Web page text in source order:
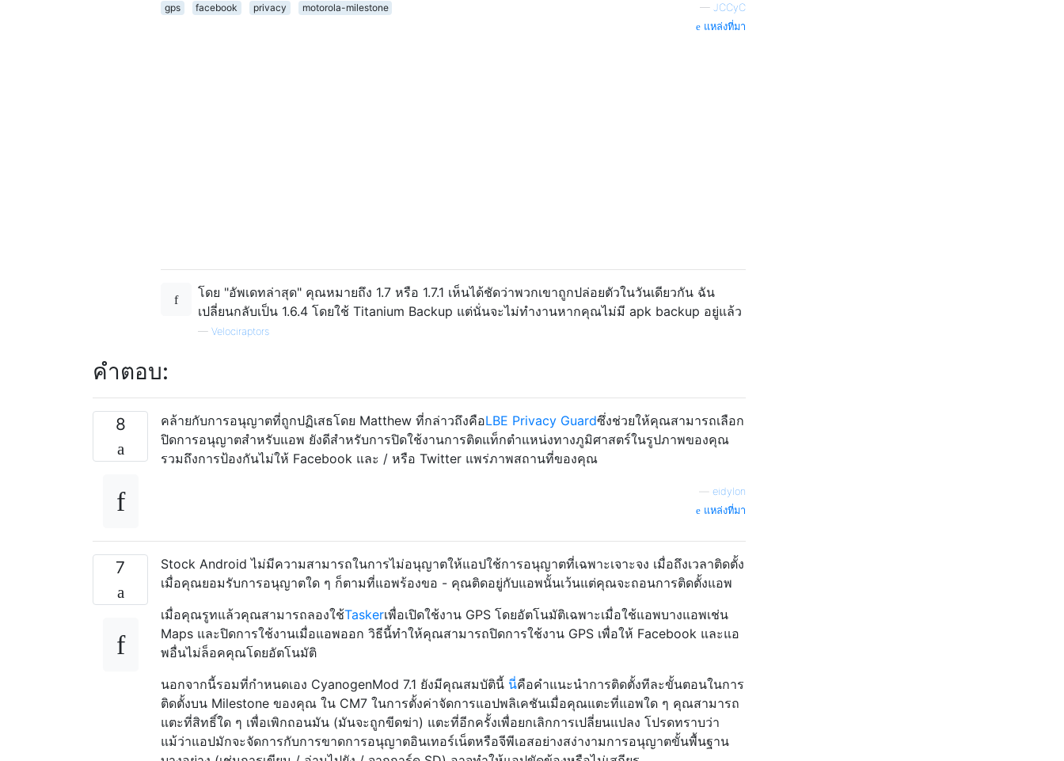
gps facebook privacy motorola-milestone — JCCyC
แหล่งที่มา
โดย "อัพเดทล่าสุด" คุณหมายถึง 1.7 หรือ 1.7.1 เห็นได้ชัดว่าพวกเขาถูกปล่อยตัวในวันเดียวกัน ฉัน
เปลี่ยนกลับเป็น 1.6.4 โดยใช้ Titanium Backup แต่นั่นจะไม่ทำงานหากคุณไม่มี apk backup อยู่แล้ว
— Velociraptors
คำตอบ:
8 คล้ายกับการอนุญาตที่ถูกปฏิเสธโดย Matthew ที่กล่าวถึงคือLBE Privacy Guardซึ่งช่วยให้คุณสามารถเลือก
ปิดการอนุญาตสำหรับแอพ ยังดีสำหรับการปิดใช้งานการติดแท็กตำแหน่งทางภูมิศาสตร์ในรูปภาพของคุณ
รวมถึงการป้องกันไม่ให้ Facebook และ / หรือ Twitter แพร่ภาพสถานที่ของคุณ
eidylon
แหล่งที่มา
7
Stock Android ไม่มีความสามารถในการไม่อนุญาตให้แอปใช้การอนุญาตที่เฉพาะเจาะจง เมื่อถึงเวลาติดตั้ง
เมื่อคุณยอมรับการอนุญาตใด ๆ ก็ตามที่แอพร้องขอ - คุณติดอยู่กับแอพนั้นเว้นแต่คุณจะถอนการติดตั้งแอพ
เมื่อคุณรูทแล้วคุณสามารถลองใช้Taskerเพื่อเปิดใช้งาน GPS โดยอัตโนมัติเฉพาะเมื่อใช้แอพบางแอพเช่น
Maps และปิดการใช้งานเมื่อแอพออก วิธีนี้ทำให้คุณสามารถปิดการใช้งาน GPS เพื่อให้ Facebook และแอ
พอื่นไม่ล็อคคุณโดยอัตโนมัติ
นอกจากนี้รอมที่กำหนดเอง CyanogenMod 7.1 ยังมีคุณสมบัตินี้ นี่คือคำแนะนำการติดตั้งทีละขั้นตอนในการ
ติดตั้งบน Milestone ของคุณ ใน CM7 ในการตั้งค่าจัดการแอปพลิเคชันเมื่อคุณแตะที่แอพใด ๆ คุณสามารถ
แตะที่สิทธิ์ใด ๆ เพื่อเพิกถอนมัน (มันจะถูกขีดฆ่า) แตะที่อีกครั้งเพื่อยกเลิกการเปลี่ยนแปลง โปรดทราบว่า
แม้ว่าแอปมักจะจัดการกับการขาดการอนุญาตอินเทอร์เน็ตหรือจีพีเอสอย่างสง่างามการอนุญาตขั้นพื้นฐาน